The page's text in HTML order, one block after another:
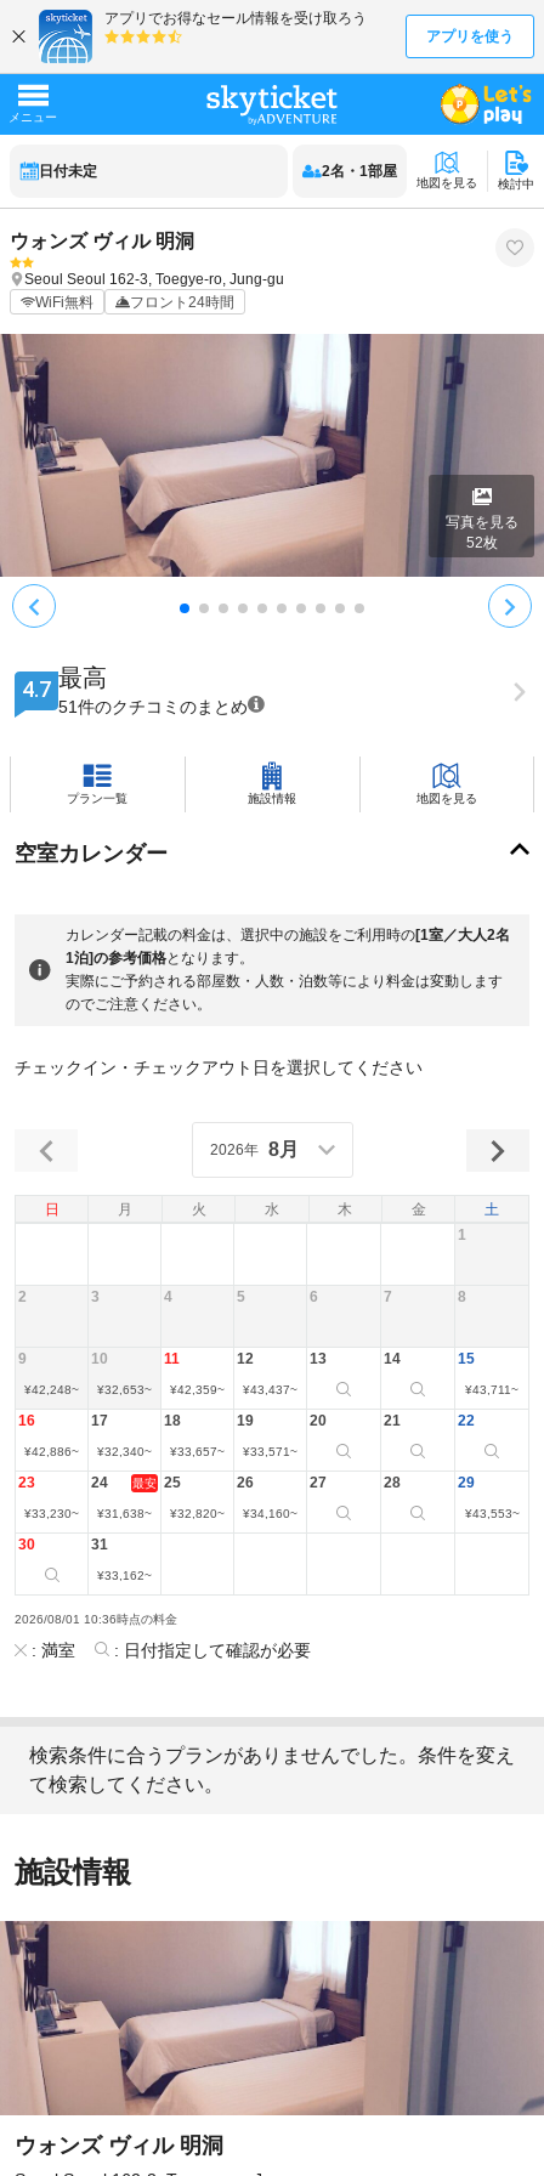
日付未定 2名 ・ 1部屋
地図を見る 検討中
ウォンズ ヴィル 明洞
Seoul Seoul 162-3, Toegye-ro, Jung-gu
WiFi無料
フロント24時間
写真を見る
52枚
4.7 最高
51件のクチコミのまとめ
プラン一覧 施設情報 地図を見る
空室カレンダー
カレンダー記載の料金は、選択中の施設をご利用時の[1室／大人2名
1泊]の参考価格となります。
実際にご予約される部屋数・人数・泊数等により料金は変動します
のでご注意ください。
チェックイン・チェックアウト日を選択してください
日 月 火 水 木 金 土
2026年 8月
1
2 3 4 5 6 7 8
9
¥42,248~
10
¥32,653~
11
¥42,359~
12
¥43,437~
13 14 15
¥43,711~
16
¥42,886~
17
¥32,340~
18
¥33,657~
19
¥33,571~
20 21 22
23
¥33,230~
24 最安
¥31,638~
25
¥32,820~
26
¥34,160~
27 28 29
¥43,553~
30 31
¥33,162~
2026/08/01 10:36時点の料金
: 満室 : 日付指定して確認が必要
検索条件に合うプランがありませんでした。条件を変え
て検索してください。
施設情報
ウォンズ ヴィル 明洞